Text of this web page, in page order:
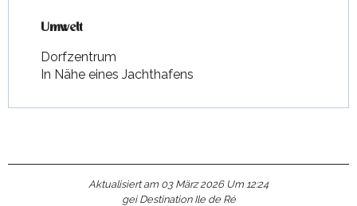
Umwelt
Umwelt
Dorfzentrum
In Nähe eines Jachthafens
Aktualisiert am 03 März 2026 Um 12:24
gei Destination Ile de Ré